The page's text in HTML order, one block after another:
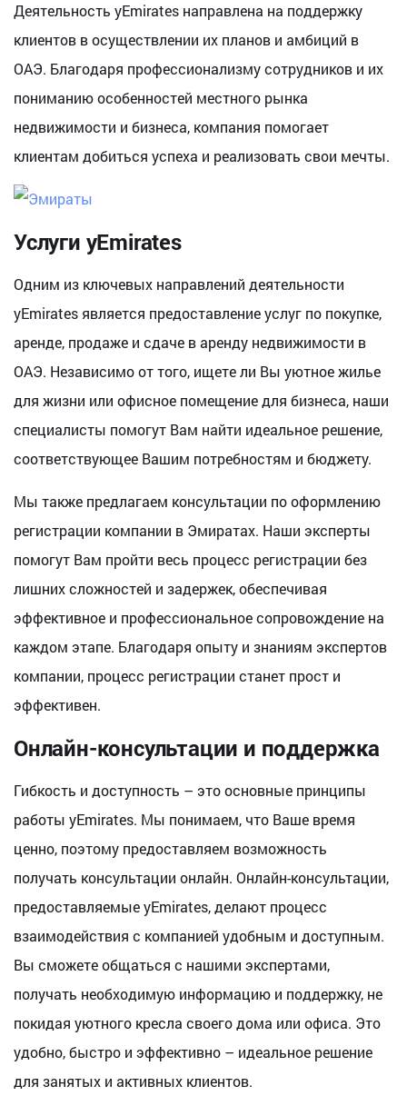
Деятельность yEmirates направлена на поддержку
клиентов в осуществлении их планов и амбиций в
ОАЭ. Благодаря профессионализму сотрудников и их
пониманию особенностей местного рынка
недвижимости и бизнеса, компания помогает
клиентам добиться успеха и реализовать свои мечты.
Услуги yEmirates
Одним из ключевых направлений деятельности
yEmirates является предоставление услуг по покупке,
аренде, продаже и сдаче в аренду недвижимости в
ОАЭ. Независимо от того, ищете ли Вы уютное жилье
для жизни или офисное помещение для бизнеса, наши
специалисты помогут Вам найти идеальное решение,
соответствующее Вашим потребностям и бюджету.
Мы также предлагаем консультации по оформлению
регистрации компании в Эмиратах. Наши эксперты
помогут Вам пройти весь процесс регистрации без
лишних сложностей и задержек, обеспечивая
эффективное и профессиональное сопровождение на
каждом этапе. Благодаря опыту и знаниям экспертов
компании, процесс регистрации станет прост и
эффективен.
Онлайн-консультации и поддержка
Гибкость и доступность – это основные принципы
работы yEmirates. Мы понимаем, что Ваше время
ценно, поэтому предоставляем возможность
получать консультации онлайн. Онлайн-консультации,
предоставляемые yEmirates, делают процесс
взаимодействия с компанией удобным и доступным.
Вы сможете общаться с нашими экспертами,
получать необходимую информацию и поддержку, не
покидая уютного кресла своего дома или офиса. Это
удобно, быстро и эффективно – идеальное решение
для занятых и активных клиентов.